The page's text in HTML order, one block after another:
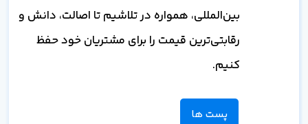
بین‌المللی، همواره در تلاشیم تا اصالت، دانش و
رقابتی‌ترین قیمت را برای مشتریان خود حفظ
کنیم.
پست ها